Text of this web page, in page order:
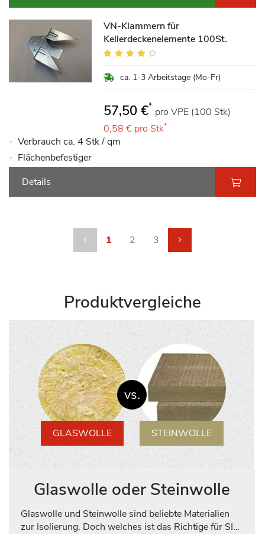
VN-Klammern für
Kellerdeckenelemente 100St.
Bewertung:
ca. 1-3 Arbeitstage (Mo-Fr)
57,50 €* pro VPE (100 Stk)
0,58 € pro Stk*
Verbrauch ca. 4 Stk / qm
Flächenbefestiger
Details
Seite
Seite
ZurückSie lesen gerade die Seite
1 Seite
2 Seite
3
Produktvergleiche
GLASWOLLE
vs.
STEINWOLLE
Glaswolle oder Steinwolle
Glaswolle und Steinwolle sind beliebte Materialien
zur Isolierung. Doch welches ist das Richtige für SIE?